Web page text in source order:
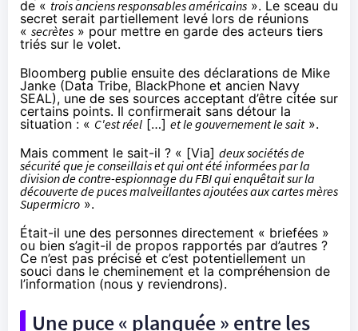
de « trois anciens responsables américains ». Le sceau du
secret serait partiellement levé lors de réunions
« secrètes » pour mettre en garde des acteurs tiers
triés sur le volet.
Bloomberg publie ensuite des déclarations de Mike
Janke (Data Tribe, BlackPhone et ancien Navy
SEAL), une de ses sources acceptant d’être citée sur
certains points. Il confirmerait sans détour la
situation : « C'est réel […] et le gouvernement le sait».
Mais comment le sait-il ? « [Via] deux sociétés de
sécurité que je conseillais et qui ont été informées par la
division de contre-espionnage du FBI qui enquêtait sur la
découverte de puces malveillantes ajoutées aux cartes mères
Supermicro ».
Était-il une des personnes directement « briefées »
ou bien s’agit-il de propos rapportés par d’autres ?
Ce n’est pas précisé et c’est potentiellement un
souci dans le cheminement et la compréhension de
l’information (nous y reviendrons).
Une puce « planquée » entre les